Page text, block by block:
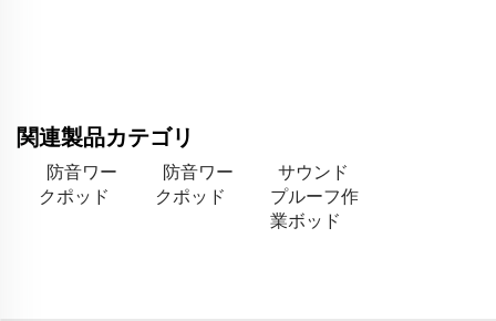
関連製品カテゴリ
防音ワー
クポッド
防音ワー
クポッド
サウンド
プルーフ作
業ボッド